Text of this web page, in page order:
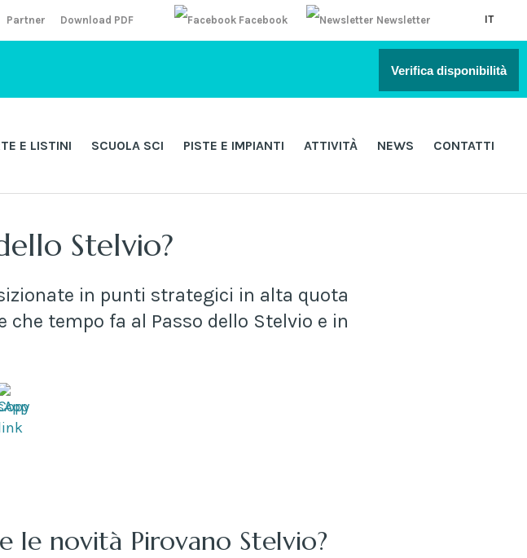
IT
Facebook Newsletter
Partner Download PDF
Verifica disponibilità
E LISTINI SCUOLA SCI PISTE E IMPIANTI ATTIVITÀ NEWS CONTATTI
Stelvio?
in punti strategici in alta quota
che tempo fa al Passo dello Stelvio e in
le novità Pirovano Stelvio?